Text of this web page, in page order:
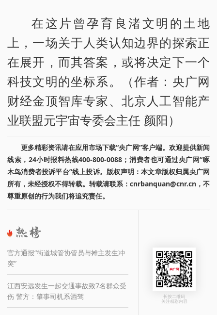
在这片曾孕育良渚文明的土地
上，一场关于人类认知边界的探索正
在展开，而其答案，或将决定下一个
科技文明的坐标系。（作者：央广网
财经金顶智库专家、北京人工智能产
业联盟元宇宙专委会主任 颜阳）
更多精彩资讯请在应用市场下载“央广网”客户端。欢迎提供新闻
线索，24小时报料热线400-800-0088；消费者也可通过央广网“啄
木鸟消费者投诉平台”线上投诉。版权声明：本文章版权归属央广网
所有，未经授权不得转载。转载请联系：cnrbanquan@cnr.cn，不
尊重原创的行为我们将追究责任。
官方通报“街道城管协管员与摊主发生冲
突”
江西安远发生一起交通事故致7名群众受
伤 警方：肇事司机系酒驾
长按二维码
关注精彩内容